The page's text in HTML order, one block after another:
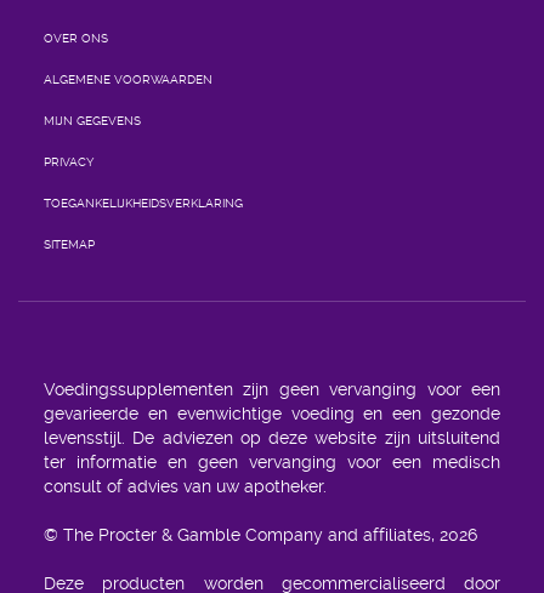
Voedingssupplementen zijn geen vervanging voor een
gevarieerde en evenwichtige voeding en een gezonde
levensstijl. De adviezen op deze website zijn uitsluitend
ter informatie en geen vervanging voor een medisch
consult of advies van uw apotheker.
© The Procter & Gamble Company and affiliates, 2026
Deze producten worden gecommercialiseerd door
OVER ONS
ALGEMENE VOORWAARDEN
MIJN GEGEVENS
PRIVACY
TOEGANKELIJKHEIDSVERKLARING
SITEMAP